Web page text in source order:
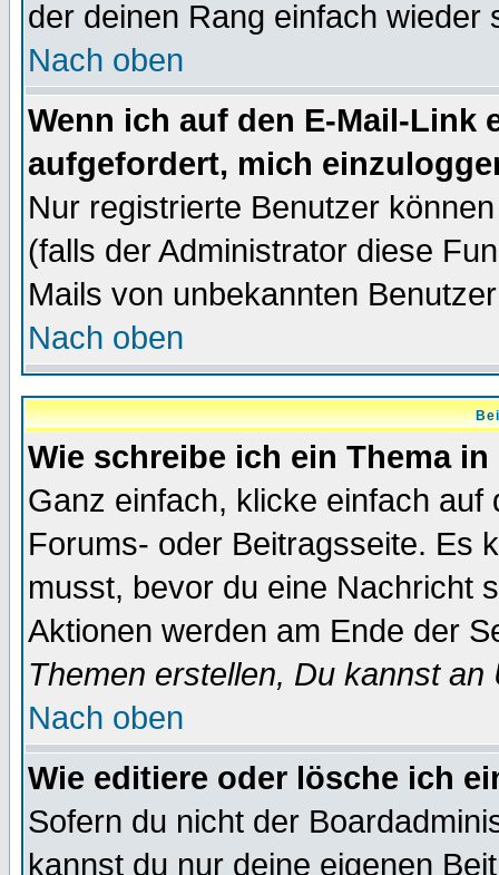
der deinen Rang einfach wieder
Nach oben
Wenn ich auf den E-Mail-Link
aufgefordert, mich
Nur registrierte Benutzer
(falls der Administrator diese
Mails von unbekannten
Nach oben
Wie schreibe ich ein Thema
Ganz einfach, klicke einfach
Forums- oder Beitragsseite. Es
musst, bevor du eine Nachricht
Aktionen werden am Ende der
Themen erstellen, Du kannst
Nach oben
Wie editiere oder lösche ich
Sofern du nicht der
kannst du nur deine eigenen